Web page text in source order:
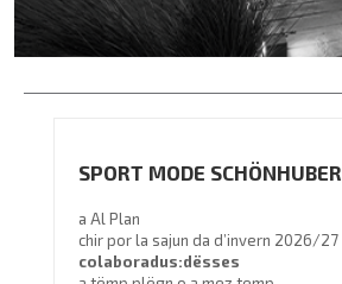
SPORT MODE SCHÖNHUBER
a Al Plan
chir por la sajun da d’invern 2026/27
colaboradus:dësses